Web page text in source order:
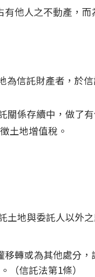
他人之不動產，而
為信託財產者，於
關係存續中，做了
土地增值稅。
土地與委託人以外
轉或為其他處分
（信託法第1條）